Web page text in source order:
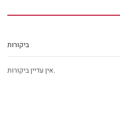
ביקורות
אין עדיין ביקורות.